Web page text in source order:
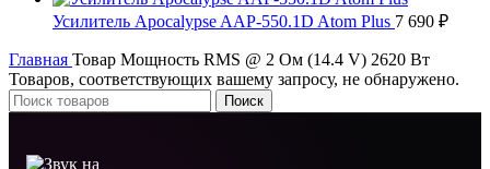
Усилитель Apocalypse AAP-550.1D Atom Plus 7 690 ₽
Главная Товар Мощность RMS @ 2 Ом (14.4 V) 2620 Вт
Товаров, соответствующих вашему запросу, не обнаружено.
Поиск